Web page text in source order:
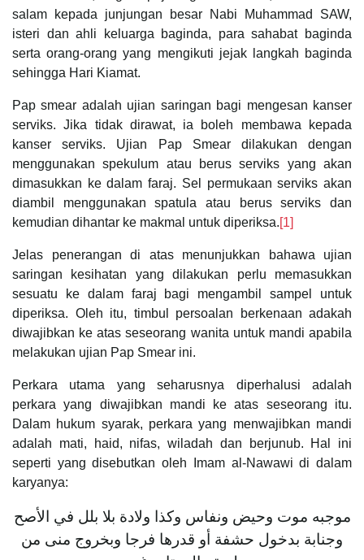
salam kepada junjungan besar Nabi Muhammad SAW,
isteri dan ahli keluarga baginda, para sahabat baginda
serta orang-orang yang mengikuti jejak langkah baginda
sehingga Hari Kiamat.
Pap smear adalah ujian saringan bagi mengesan kanser
serviks. Jika tidak dirawat, ia boleh membawa kepada
kanser serviks. Ujian Pap Smear dilakukan dengan
menggunakan spekulum atau berus serviks yang akan
dimasukkan ke dalam faraj. Sel permukaan serviks akan
diambil menggunakan spatula atau berus serviks dan
kemudian dihantar ke makmal untuk diperiksa.[1]
Jelas penerangan di atas menunjukkan bahawa ujian
saringan kesihatan yang dilakukan perlu memasukkan
sesuatu ke dalam faraj bagi mengambil sampel untuk
diperiksa. Oleh itu, timbul persoalan berkenaan adakah
diwajibkan ke atas seseorang wanita untuk mandi apabila
melakukan ujian Pap Smear ini.
Perkara utama yang seharusnya diperhalusi adalah
perkara yang diwajibkan mandi ke atas seseorang itu.
Dalam hukum syarak, perkara yang menwajibkan mandi
adalah mati, haid, nifas, wiladah dan berjunub. Hal ini
seperti yang disebutkan oleh Imam al-Nawawi di dalam
karyanya:
موجبه موت وحيض ونفاس وكذا ولادة بلا بلل في الأصح
وجنابة بدخول حشفة أو قدرها فرجا وبخروج منى من